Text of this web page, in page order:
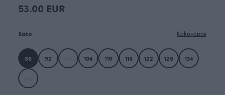
53.00 EUR
Koko Koko-opas
86 92 104 110 116 122 128 134